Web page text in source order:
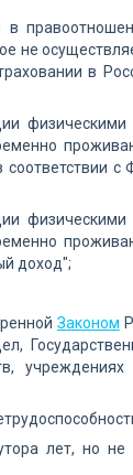
не
в
физическими
соответствии
физическими
доход";
Законом
учреждениях
лет, но